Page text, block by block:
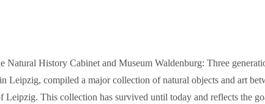
History Cabinet and Museum Waldenburg: Three
Leipzig, compiled a major collection of natural objects and art
This collection has survived until today and reflects the